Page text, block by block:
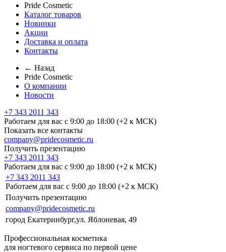
Pride Cosmetic
Каталог товаров
Новинки
Акции
Доставка и оплата
Контакты
← Назад
Pride Cosmetic
О компании
Новости
+7 343 2011 343
Работаем для вас с 9:00 до 18:00 (+2 к МСК)
Показать все контакты
company@pridecosmetic.ru
Получить презентацию
+7 343 2011 343
Работаем для вас с 9:00 до 18:00 (+2 к МСК)
+7 343 2011 343
Работаем для вас с 9:00 до 18:00 (+2 к МСК)
Получить презентацию
company@pridecosmetic.ru
город Екатеринбург,ул. Яблоневая, 49
Профессиональная косметика
для ногтевого сервиса по первой цене